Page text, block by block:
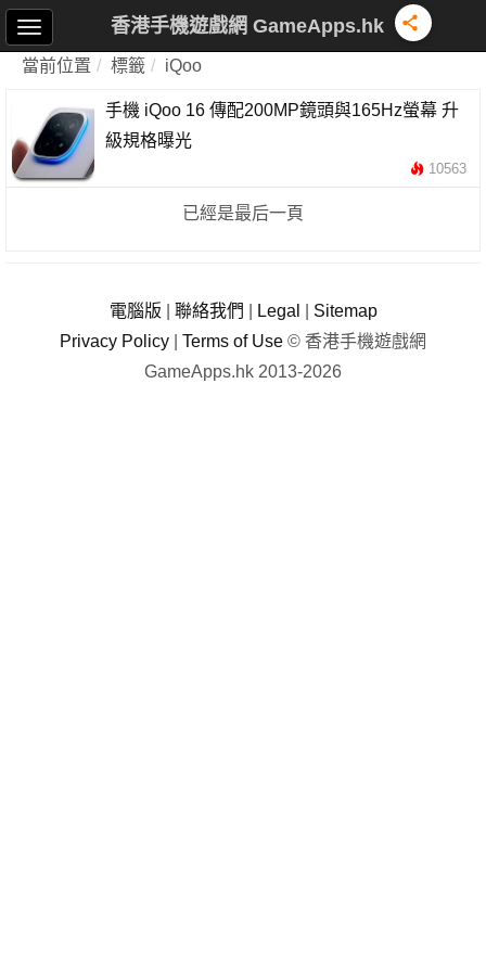
香港手機遊戲網 GameApps.hk
當前位置 標籤 iQoo
手機 iQoo 16 傳配200MP鏡頭與165Hz螢幕 升
級規格曝光
10563
已經是最后一頁
電腦版 聯絡我們 Legal
Sitemap
Privacy Policy
Terms of Use © 香港手機遊戲網
GameApps.hk 2013-2026